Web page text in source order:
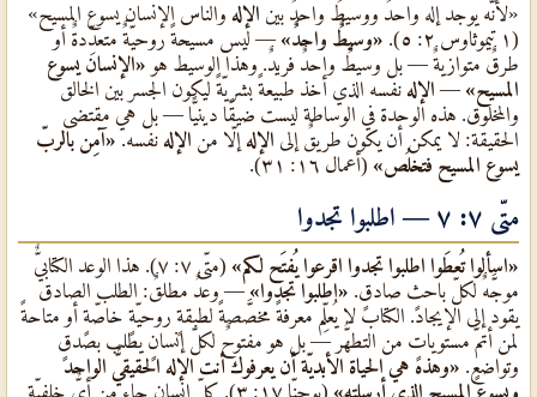
«لأنّه يوجد إله واحدٌ ووسيطٌ واحدٌ بين الإله والناس الإنسان يسوع المسيح»
(١ تيموثاوس ٢: ٥).
«وسيطٌ واحدٌ» — ليس مسيحةً روحيّةٌ متعدِّدةٌ أو
طرقٌ متوازيةٌ — بل وسيطٌ واحدٌ فريدٌ. وهذا الوسيط هو «الإنسان يسوع
المسيح» — الإله نفسه الذي أخذ طبيعةً بشريّةً ليكون الجسر بين الخالق
والمخلوق. هذه الوحدة في الوساطة ليست ضيقًا دينيًّا — بل هي مقتضى
الحقيقة: لا يمكن أن يكون طريقٌ إلى الإله إلّا من الإله نفسه. «آمِن بالربّ
يسوع المسيح فتخلُص» (أعمال ١٦: ٣١).
متّى ٧: ٧ — اطلبوا تجدوا
«اسألوا تُعطَوا اطلبوا تجدوا اقرعوا يُفتَح لكم»
(متّى ٧: ٧). هذا الوعد الكتابيٌّ
موجَّهٌ لكلّ باحثٍ صادقٍ. «اطلبوا تجدوا» — وعدٌ مطلقٌ: الطلب الصادق
يقود إلى الإيجاد. الكتاب لا يُعلِّم معرفةً مخصَّصةً لطبقةٍ روحيّةٍ خاصّةٍ أو متاحةً
لمن أتمَّ مستوياتٍ من التطهُّر — بل هو مفتوحٌ لكلّ إنسانٍ يطلب بصدقٍ
وتواضعٍ. «وهذه هي الحياة الأبديّة أن يعرفوك أنت الإله الحقيقيٌّ الواحد
ويسوع المسيح الذي أرسلته»
(يوحنّا ١٧: ٣). كلّ إنسانٍ جاء من أيٌّ خلفيّةٍ